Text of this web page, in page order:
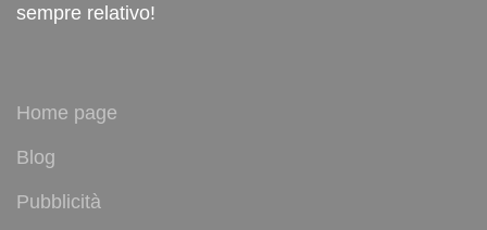
sempre relativo!
Home page
Blog
Pubblicità